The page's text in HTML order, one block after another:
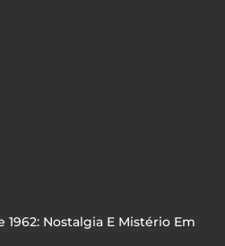
1962: Nostalgia E Mistério Em